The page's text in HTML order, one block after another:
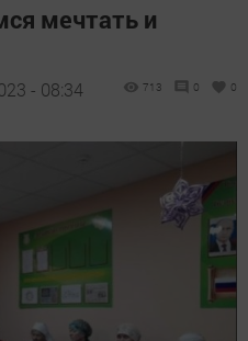
мечтать и
- 08:34 713 0 0